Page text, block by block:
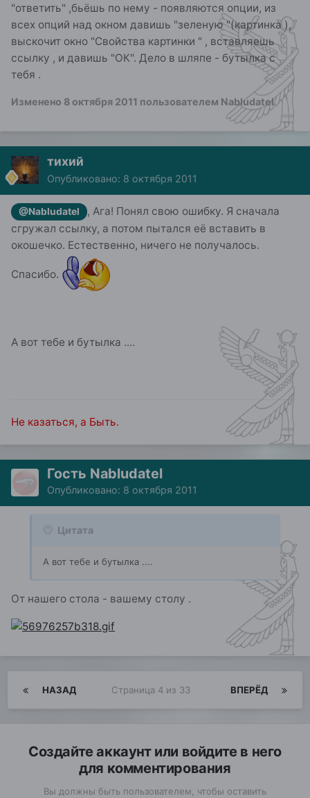
"ответить" ,бьёшь по нему - появляются опции, из
всех опций над окном давишь "зеленую "(картинка ),
выскочит окно "Свойства картинки " , вставляешь
ссылку , и давишь "ОК". Дело в шляпе - бутылка с
тебя .
Изменено 8 октября 2011 пользователем Nabludatel
тихий
Опубликовано: 8 октября 2011
@Nabludatel
, Ага! Понял свою ошибку. Я сначала
сгружал ссылку, а потом пытался её вставить в
окошечко. Естественно, ничего не получалось.
Спасибо.
А вот тебе и бутылка ....
Не казаться, а Быть.
Гость Nabludatel
Опубликовано: 8 октября 2011
Цитата
А вот тебе и бутылка ....
От нашего стола - вашему столу .
НАЗАД ВПЕРЁД
Страница 4 из 33
Создайте аккаунт или войдите в него
для комментирования
Вы должны быть пользователем, чтобы оставить